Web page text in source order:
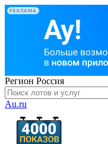
РЕКЛАМА
Регион Россия
Au.ru